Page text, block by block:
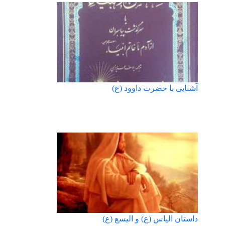
آشنایی با حضرت داوود (ع)
داستان الیاس (ع) و الیسع (ع)